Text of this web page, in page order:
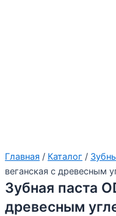
Главная / Каталог /
веганская с древесным
Зубная паста
древесным